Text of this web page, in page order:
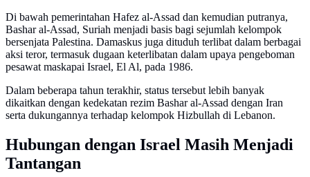
Di bawah pemerintahan Hafez al-Assad dan kemudian putranya,
Bashar al-Assad, Suriah menjadi basis bagi sejumlah kelompok
bersenjata Palestina. Damaskus juga dituduh terlibat dalam berbagai
aksi teror, termasuk dugaan keterlibatan dalam upaya pengeboman
pesawat maskapai Israel, El Al, pada 1986.
Dalam beberapa tahun terakhir, status tersebut lebih banyak
dikaitkan dengan kedekatan rezim Bashar al-Assad dengan Iran
serta dukungannya terhadap kelompok Hizbullah di Lebanon.
Hubungan dengan Israel Masih Menjadi
Tantangan